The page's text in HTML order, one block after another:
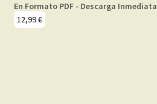
En Formato PDF - Descarga Inmediata
12,99€